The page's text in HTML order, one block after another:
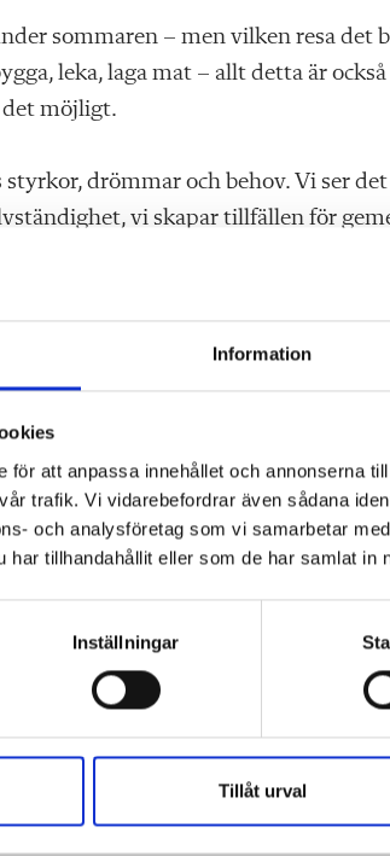
Information
för att anpassa innehållet och annonserna
trafik. Vi vidarebefordrar även sådana
och analysföretag som vi samarbetar
har tillhandahållit eller som de har samlat in
Inställningar
Tillåt urval
sommaren – men vilken resa det
leka, laga mat – allt detta är
det möjligt.
drömmar och behov. Vi ser
vi skapar tillfällen för
med mening.
minst under sommaren. Men
och vår värme gör vi
torkar tårar, blåser på skrubbsår,
i Stockholm.
för åsikterna som förs fram i texten,